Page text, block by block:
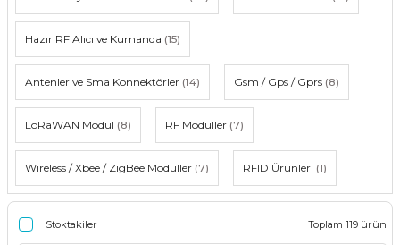
Hazır RF Alıcı ve Kumanda (15)
Antenler ve Sma Konnektörler (14) Gsm / Gps / Gprs (8)
LoRaWAN Modül (8) RF Modüller (7)
Wireless / Xbee / ZigBee Modüller (7) RFID Ürünleri (1)
Stoktakiler Toplam 119 ürün